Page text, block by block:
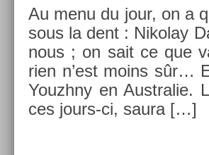
Au menu du jour, on a
sous la dent : Nikolay
nous ; on sait ce que
rien n’est moins sûr…
Youzhny en Australie.
ces jours-ci, saura […]